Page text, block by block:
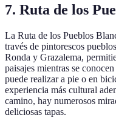
7. Ruta de los
La Ruta de los Pueblos
través de pintorescos
Ronda y Grazalema,
paisajes mientras se
puede realizar a pie o en
experiencia más cultural
camino, hay numerosos
deliciosas tapas.